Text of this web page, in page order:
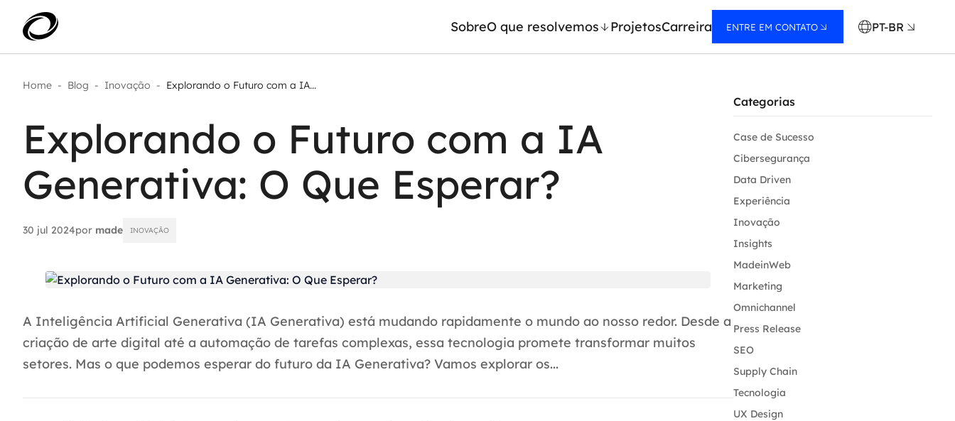
SobreO que resolvemos ProjetosCarreira ENTRE EM CONTATO PT-BR
Aplicar IA com impacto real
Modernização de aplicações
Sustentar operações com
eficiência
Escalar com segurança
Agentes de IA
Aceleradores de IA
RPA e hiperautomação
AI Day
Home - Blog - Inovação - Explorando o Futuro com a IA...
Explorando o Futuro com a IA
Generativa: O Que Esperar?
30 jul 2024por made INOVAÇÃO
A Inteligência Artificial Generativa (IA Generativa) está mudando rapidamente o mundo ao nosso redor. Desde a
criação de arte digital até a automação de tarefas complexas, essa tecnologia promete transformar muitos
setores. Mas o que podemos esperar do futuro da IA Generativa? Vamos explorar os...
Categorias
Case de Sucesso
Cibersegurança
Data Driven
Experiência
Inovação
Insights
MadeinWeb
Marketing
Omnichannel
Press Release
SEO
Supply Chain
Tecnologia
UX Design